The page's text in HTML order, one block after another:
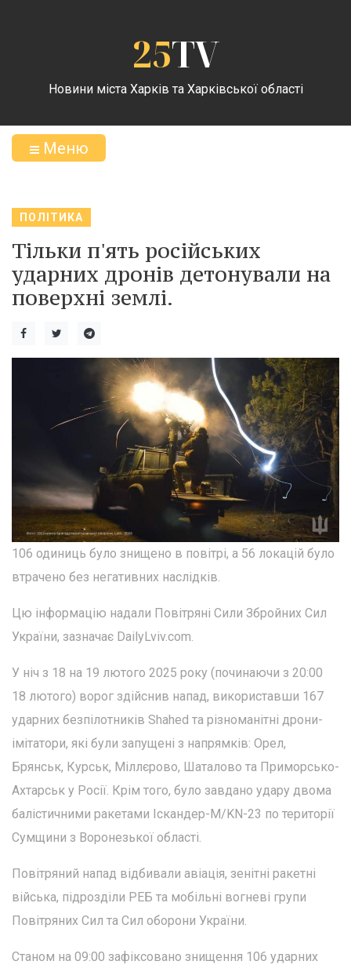
25TV
Новини міста Харків та Харківської області
Меню
ПОЛІТИКА
Тільки п'ять російських
ударних дронів детонували на
поверхні землі.
106 одиниць було знищено в повітрі, а 56 локацій було
втрачено без негативних наслідків.
Цю інформацію надали Повітряні Сили Збройних Сил
України, зазначає DailyLviv.com.
У ніч з 18 на 19 лютого 2025 року (починаючи з 20:00
18 лютого) ворог здійснив напад, використавши 167
ударних безпілотників Shahed та різноманітні дрони-
імітатори, які були запущені з напрямків: Орел,
Брянськ, Курськ, Міллєрово, Шаталово та Приморсько-
Ахтарськ у Росії. Крім того, було завдано удару двома
балістичними ракетами Іскандер-М/KN-23 по території
Сумщини з Воронезької області.
Повітряний напад відбивали авіація, зенітні ракетні
війська, підрозділи РЕБ та мобільні вогневі групи
Повітряних Сил та Сил оборони України.
Станом на 09:00 зафіксовано знищення 106 ударних